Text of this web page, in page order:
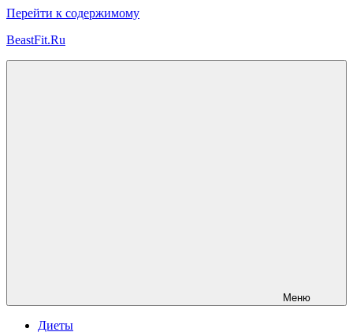
Перейти к содержимому
BeastFit.Ru
Меню
Диеты